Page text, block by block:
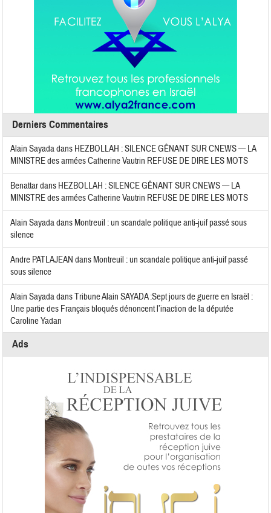
Derniers Commentaires
Alain Sayadadans HEZBOLLAH : SILENCE GÊNANT SUR CNEWS — LA
MINISTRE des armées Catherine Vautrin REFUSE DE DIRE LES MOTS
Benattardans HEZBOLLAH : SILENCE GÊNANT SUR CNEWS — LA
MINISTRE des armées Catherine Vautrin REFUSE DE DIRE LES MOTS
Alain Sayadadans Montreuil : un scandale politique anti-juif passé sous
silence
Andre PATLAJEAN dans Montreuil : un scandale politique anti-juif passé
sous silence
Alain SayadadansTribune Alain SAYADA :Sept jours de guerre en Israël :
Une partie des Français bloqués dénoncent l’inaction de la députée
Caroline Yadan
Ads